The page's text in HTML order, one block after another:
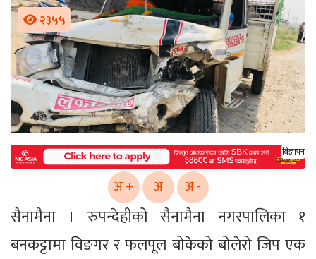
२३५५
विज्ञापन
अ + अ अ -
सैनामैना । रुपन्देहीको सैनामैना नगरपालिका १
बनकट्टामा विङगर र फलपूल बोकेको बोलेरो जिप एक